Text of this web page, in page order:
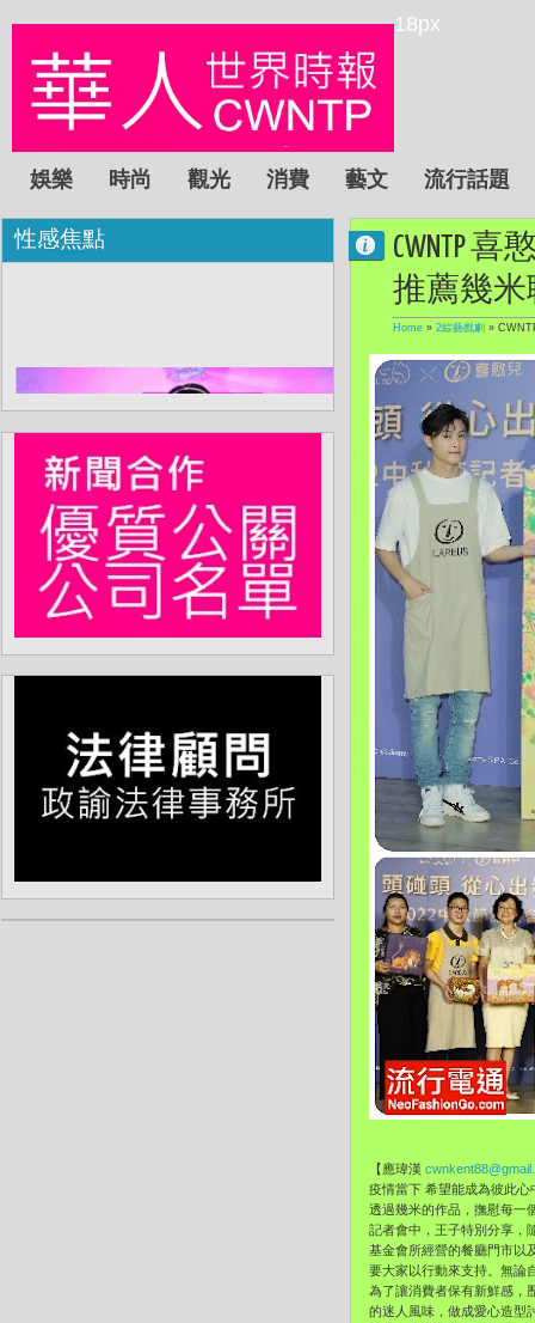
18px
娛樂 時尚 觀光 消費 藝文 流行話題
CWNTP
推薦幾米
Home » 2綜藝戲劇 »
【應瑋漢
疫情當下 希望能成為彼此
透過幾米的作品，撫慰每一
記者會中，王子特別分享，
基金會所經營的餐廳門市以
要大家以行動來支持。無論
為了讓消費者保有新鮮感，
的迷人風味，做成愛心造型
性感焦點